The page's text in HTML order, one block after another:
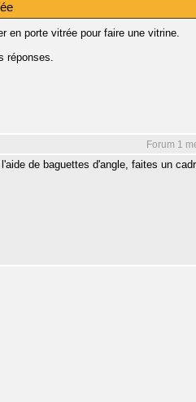
en porte vitrée pour faire une vitrine.
réponses.
Forum 1
de baguettes d'angle, faites un